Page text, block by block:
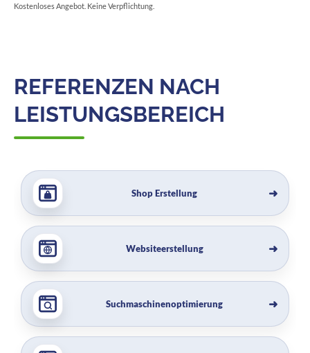
Kostenloses Angebot. Keine Verpflichtung.
REFERENZEN NACH
LEISTUNGSBEREICH
Shop Erstellung
Websiteerstellung
Suchmaschinenoptimierung